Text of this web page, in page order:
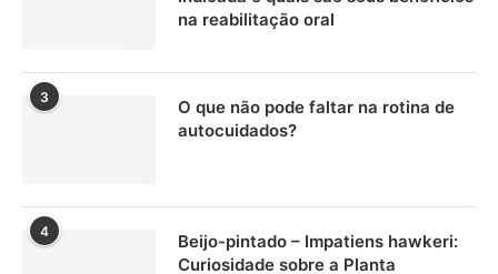
na reabilitação oral
3
O que não pode faltar na rotina de
autocuidados?
4
Beijo-pintado – Impatiens hawkeri:
Curiosidade sobre a Planta